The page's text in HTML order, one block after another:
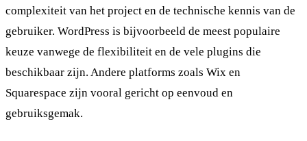
complexiteit van het project en de technische kennis van de
gebruiker. WordPress is bijvoorbeeld de meest populaire
keuze vanwege de flexibiliteit en de vele plugins die
beschikbaar zijn. Andere platforms zoals Wix en
Squarespace zijn vooral gericht op eenvoud en
gebruiksgemak.